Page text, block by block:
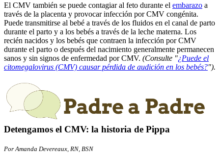
El CMV también se puede contagiar al feto durante el embarazo a
través de la placenta y provocar infección por CMV congénita.
Puede transmitirse al bebé a través de los fluidos en el canal de parto
durante el parto y a los bebés a través de la leche materna. Los
recién nacidos y los bebés que contraen la infección por CMV
durante el parto o después del nacimiento generalmente permanecen
sanos y sin signos de enfermedad por CMV. (Consulte "¿Puede el
citomegalovirus (CMV) causar pérdida de audición en los bebés?").
Detengamos el CMV: la historia de Pippa
Por Amanda Devereaux, RN, BSN